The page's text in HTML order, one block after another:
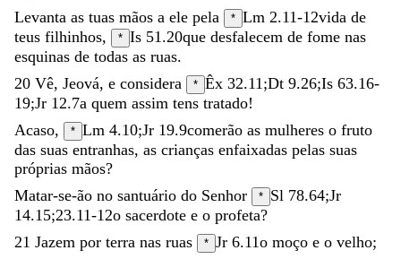
Levanta as tuas mãos a ele pela * Lm 2.11-12vida de
teus filhinhos, * Is 51.20que desfalecem de fome nas
esquinas de todas as ruas.
20 Vê, Jeová, e considera * Êx 32.11 ;Dt 9.26;Is 63.16-
19;Jr 12.7a quem assim tens tratado!
Acaso, * Lm 4.10;Jr 19.9comerão as mulheres o fruto
das suas entranhas, as crianças enfaixadas pelas suas
próprias mãos?
Matar-se-ão no santuário do Senhor * Sl 78.64;Jr
14.15;23.11-12o sacerdote e o profeta?
21 Jazem por terra nas ruas * Jr 6.11o moço e o velho;